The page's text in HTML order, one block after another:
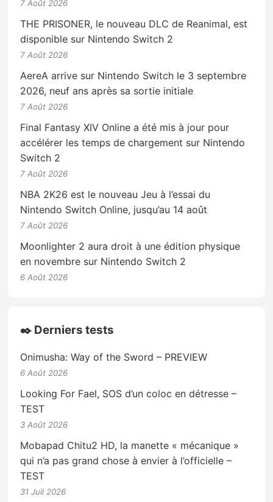
7 Août 2026
THE PRISONER, le nouveau DLC de Reanimal, est
disponible sur Nintendo Switch 2
7 Août 2026
AereA arrive sur Nintendo Switch le 3 septembre
2026, neuf ans après sa sortie initiale
7 Août 2026
Final Fantasy XIV Online a été mis à jour pour
accélérer les temps de chargement sur Nintendo
Switch 2
7 Août 2026
NBA 2K26 est le nouveau Jeu à l’essai du
Nintendo Switch Online, jusqu’au 14 août
7 Août 2026
Moonlighter 2 aura droit à une édition physique
en novembre sur Nintendo Switch 2
6 Août 2026
✒️ Derniers tests
Onimusha: Way of the Sword – PREVIEW
6 Août 2026
Looking For Fael, SOS d’un coloc en détresse –
TEST
3 Août 2026
Mobapad Chitu2 HD, la manette « mécanique »
qui n’a pas grand chose à envier à l’officielle –
TEST
31 Juil 2026